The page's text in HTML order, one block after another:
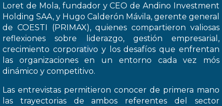
Loret de Mola, fundador y CEO de Andino Investment
Holding SAA, y Hugo Calderón Mávila, gerente general
de COESTI (PRIMAX), quienes compartieron valiosas
reflexiones sobre liderazgo, gestión empresarial,
crecimiento corporativo y los desafíos que enfrentan
las organizaciones en un entorno cada vez mós
dinámico y competitivo.
Las entrevistas permitieron conocer de primera mano
las trayectorias de ambos referentes del sector